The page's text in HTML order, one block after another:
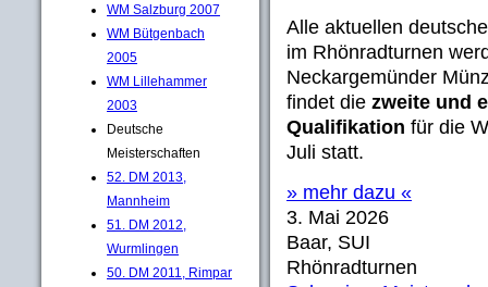
WM Salzburg 2007
WM Bütgenbach
2005
WM Lillehammer
2003
Deutsche
Meisterschaften
52. DM 2013,
Mannheim
51. DM 2012,
Wurmlingen
50. DM 2011, Rimpar
Alle aktuellen
im Rhönradturnen
Neckargemünder
findet die zweite und
Qualifikation für die
Juli statt.
» mehr dazu «
3. Mai 2026
Baar, SUI
Rhönradturnen